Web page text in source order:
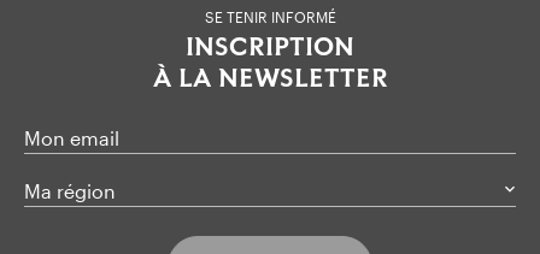
SE TENIR INFORMÉ
INSCRIPTION
À LA NEWSLETTER
Mon email
Ma région